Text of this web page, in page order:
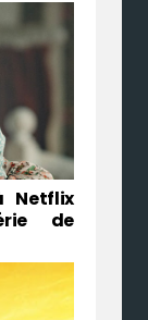
Netflix
de